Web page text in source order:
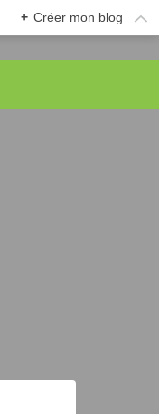
+ Créer mon blog